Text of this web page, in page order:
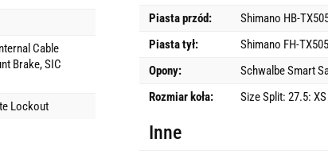
Cable
Brake, SIC
Lockout
Piasta przód:
Shimano HB-
Piasta tył:
Shimano FH-
Opony:
Schwalbe Smart
Rozmiar koła:
Size Split: 27.5:
Inne